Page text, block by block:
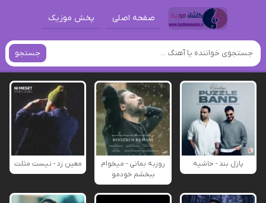
صفحه اصلی پخش موزیک
جستجو
پازل بند - حاشیه
روزبه بمانی - میخوام
ببخشم خودمو
معین زد - نیست مثلت